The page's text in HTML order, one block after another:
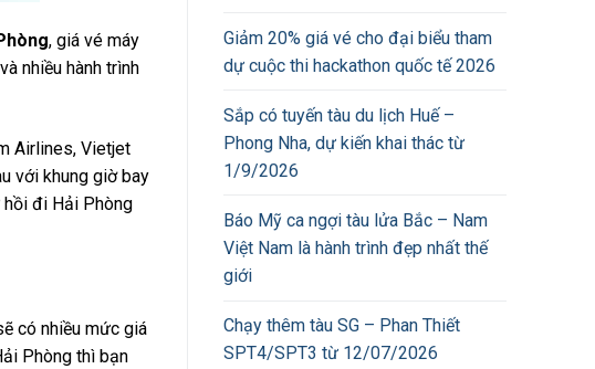
, giá vé máy
và nhiều hành trình
Airlines, Vietjet
với khung giờ bay
hồi đi Hải Phòng
có nhiều mức giá
Phòng thì bạn
Giảm 20% giá vé cho đại biểu tham
dự cuộc thi hackathon quốc tế 2026
Sắp có tuyến tàu du lịch Huế –
Phong Nha, dự kiến khai thác từ
1/9/2026
Báo Mỹ ca ngợi tàu lửa Bắc – Nam
Việt Nam là hành trình đẹp nhất thế
giới
Chạy thêm tàu SG – Phan Thiết
SPT4/SPT3 từ 12/07/2026